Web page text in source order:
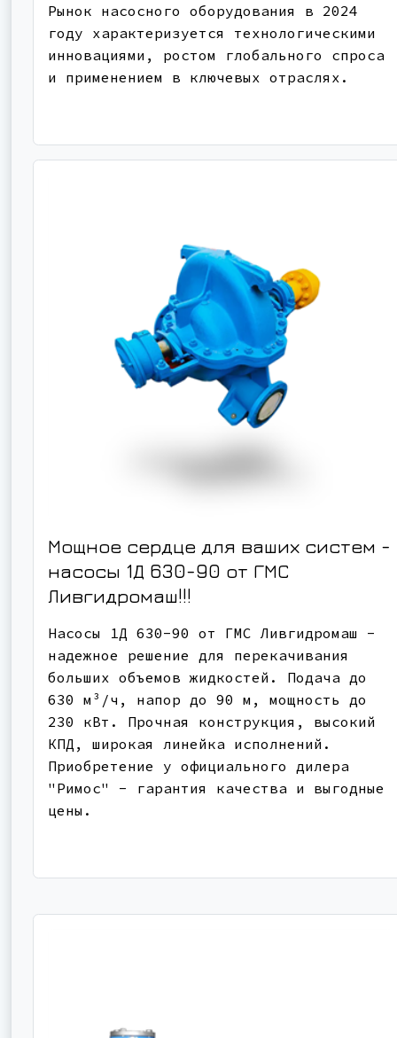
Рынок насосного оборудования в 2024
году характеризуется технологическими
инновациями, ростом глобального спроса
и применением в ключевых отраслях.
Мощное сердце для ваших систем -
насосы 1Д 630-90 от ГМС
Ливгидромаш!!!
Насосы 1Д 630-90 от ГМС Ливгидромаш -
надежное решение для перекачивания
больших объемов жидкостей. Подача до
630 м³/ч, напор до 90 м, мощность до
230 кВт. Прочная конструкция, высокий
КПД, широкая линейка исполнений.
Приобретение у официального дилера
"Римос" - гарантия качества и выгодные
цены.